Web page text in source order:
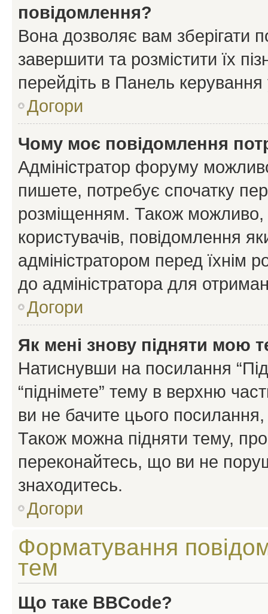
повідомлення?
Вона дозволяє вам зберігати
завершити та розмістити їх
перейдіть в Панель керування
Догори
Чому моє повідомлення
Адміністратор форуму
пишете, потребує спочатку
розміщенням. Також можливо,
користувачів, повідомлення
адміністратором перед їхнім
до адміністратора для
Догори
Як мені знову підняти мою
Натиснувши на посилання
“піднімете” тему в верхню
ви не бачите цього
Також можна підняти тему,
переконайтесь, що ви не
знаходитесь.
Догори
Форматування
тем
Що таке BBCode?